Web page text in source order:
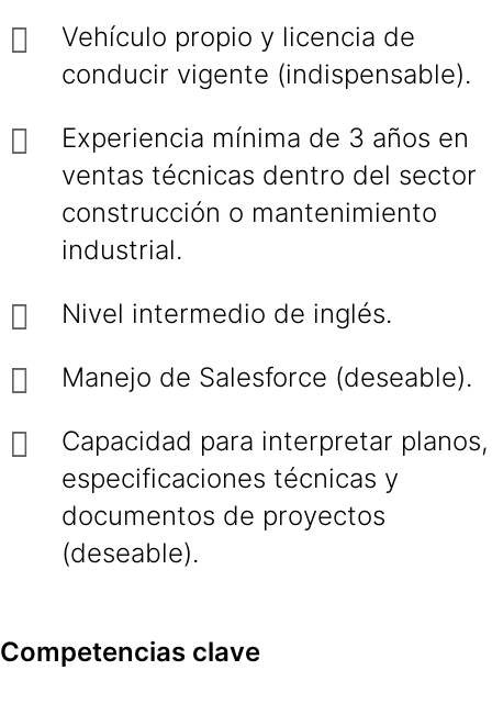
Vehículo propio y licencia de
conducir vigente (indispensable).
Experiencia mínima de 3 años en
ventas técnicas dentro del sector
construcción o mantenimiento
industrial.
Nivel intermedio de inglés.
Manejo de Salesforce (deseable).
Capacidad para interpretar planos,
especificaciones técnicas y
documentos de proyectos
(deseable).
Competencias clave